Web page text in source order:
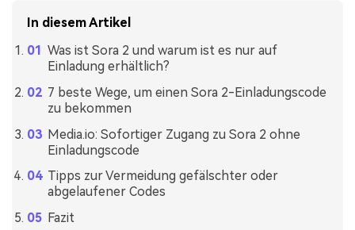
In diesem Artikel
Was ist Sora 2 und warum ist es nur auf
Einladung erhältlich?
7 beste Wege, um einen Sora 2-Einladungscode
zu bekommen
Media.io: Sofortiger Zugang zu Sora 2 ohne
Einladungscode
Tipps zur Vermeidung gefälschter oder
abgelaufener Codes
Fazit